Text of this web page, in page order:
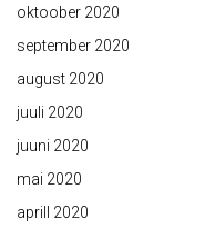
oktoober 2020
september 2020
august 2020
juuli 2020
juuni 2020
mai 2020
aprill 2020